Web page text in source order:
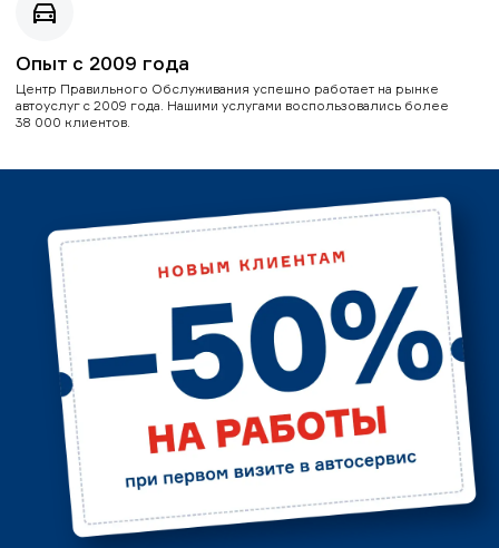
Опыт с 2009 года
Центр Правильного Обслуживания успешно работает на рынке
автоуслуг с 2009 года. Нашими услугами воспользовались более
38 000 клиентов.